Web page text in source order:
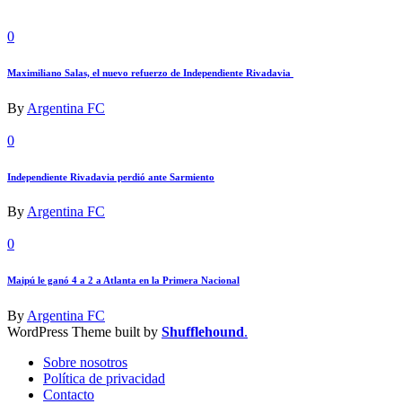
0
Maximiliano Salas, el nuevo refuerzo de Independiente Rivadavia
By Argentina FC
0
Independiente Rivadavia perdió ante Sarmiento
ByArgentina FC
0
Maipú le ganó 4 a 2 a Atlanta en la Primera Nacional
ByArgentina FC
WordPress Theme built by Shufflehound.
Sobre nosotros
Política de privacidad
Contacto